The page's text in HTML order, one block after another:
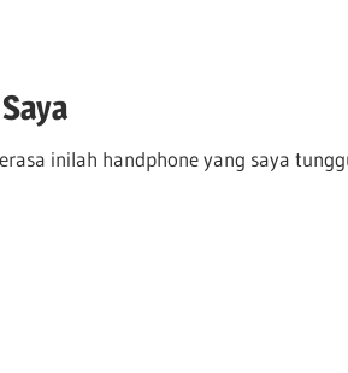
inilah handphone yang saya